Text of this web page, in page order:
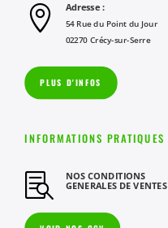
 Adresse :
54 Rue du Point du Jour
02270 Crécy-sur-Serre
PLUS D'INFOS
INFORMATIONS PRATIQUES
 NOS CONDITIONS
GENERALES DE VENTES